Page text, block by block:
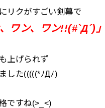
リクがすごい剣幕で
ワン、ワン!!(#`Д´)」
上げられず
した(((((*ﾉДﾉ)
ですね(>_<)